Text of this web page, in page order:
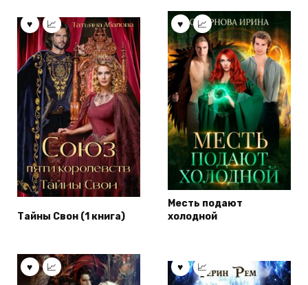
Тайны Свон (1 книга)
Месть подают
холодной